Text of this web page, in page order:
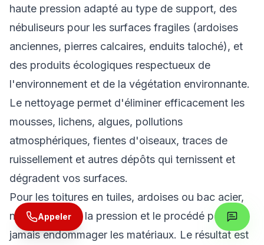
haute pression adapté au type de support, des
nébuliseurs pour les surfaces fragiles (ardoises
anciennes, pierres calcaires, enduits taloché), et
des produits écologiques respectueux de
l'environnement et de la végétation environnante.
Le nettoyage permet d'éliminer efficacement les
mousses, lichens, algues, pollutions
atmosphériques, fientes d'oiseaux, traces de
ruissellement et autres dépôts qui ternissent et
dégradent vos surfaces.
Pour les toitures en tuiles, ardoises ou bac acier,
nous adaptons la pression et le procédé pour ne
jamais endommager les matériaux. Le résultat est
Appeler